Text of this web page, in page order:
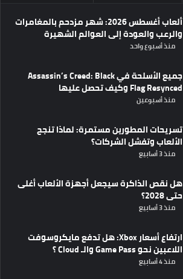
ألعاب أغسطس 2026: شهر مزدحم بالمغامرات
والرعب والعودة إلى العوالم الشهيرة
منذ أسبوع واحد
جميع الأسلحة في Assassin’s Creed: Black
Flag Resynced وكيف تحصل عليها
منذ أسبوعين
تسريحات المطورين مستمرة: لماذا تنجح
الألعاب وتفشل الشركات؟
منذ 3 أسابيع
هل نقص الذاكرة سيجعل أجهزة الألعاب أغلى
حتى 2028؟
منذ 3 أسابيع
ارتفاع أسعار Xbox: هل تدفع مايكروسوفت
اللاعبين نحو Game Pass والـ Cloud ؟
منذ 4 أسابيع